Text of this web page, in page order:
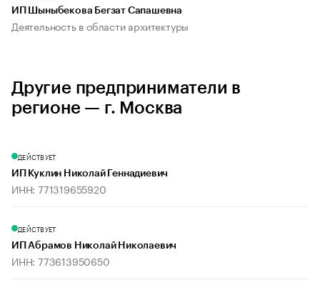
ИП Шыныбекова Бегзат Сапашевна
Деятельность в области архитектуры
Другие предприниматели в
регионе — г. Москва
ДЕЙСТВУЕТ
ИП Куклин Николай Геннадиевич
ИНН: 771319655920
ДЕЙСТВУЕТ
ИП Абрамов Николай Николаевич
ИНН: 773613950650